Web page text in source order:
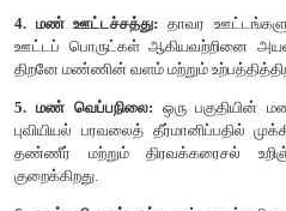
இயற்கையாக இது
பிரிக்கப்படுகிறது. அவை
1. தரைத் தீ (Ground fire):இது
பரப்புத் தீ (Surface fire):இது
3. கிரீடத் தீ (Crown fire):